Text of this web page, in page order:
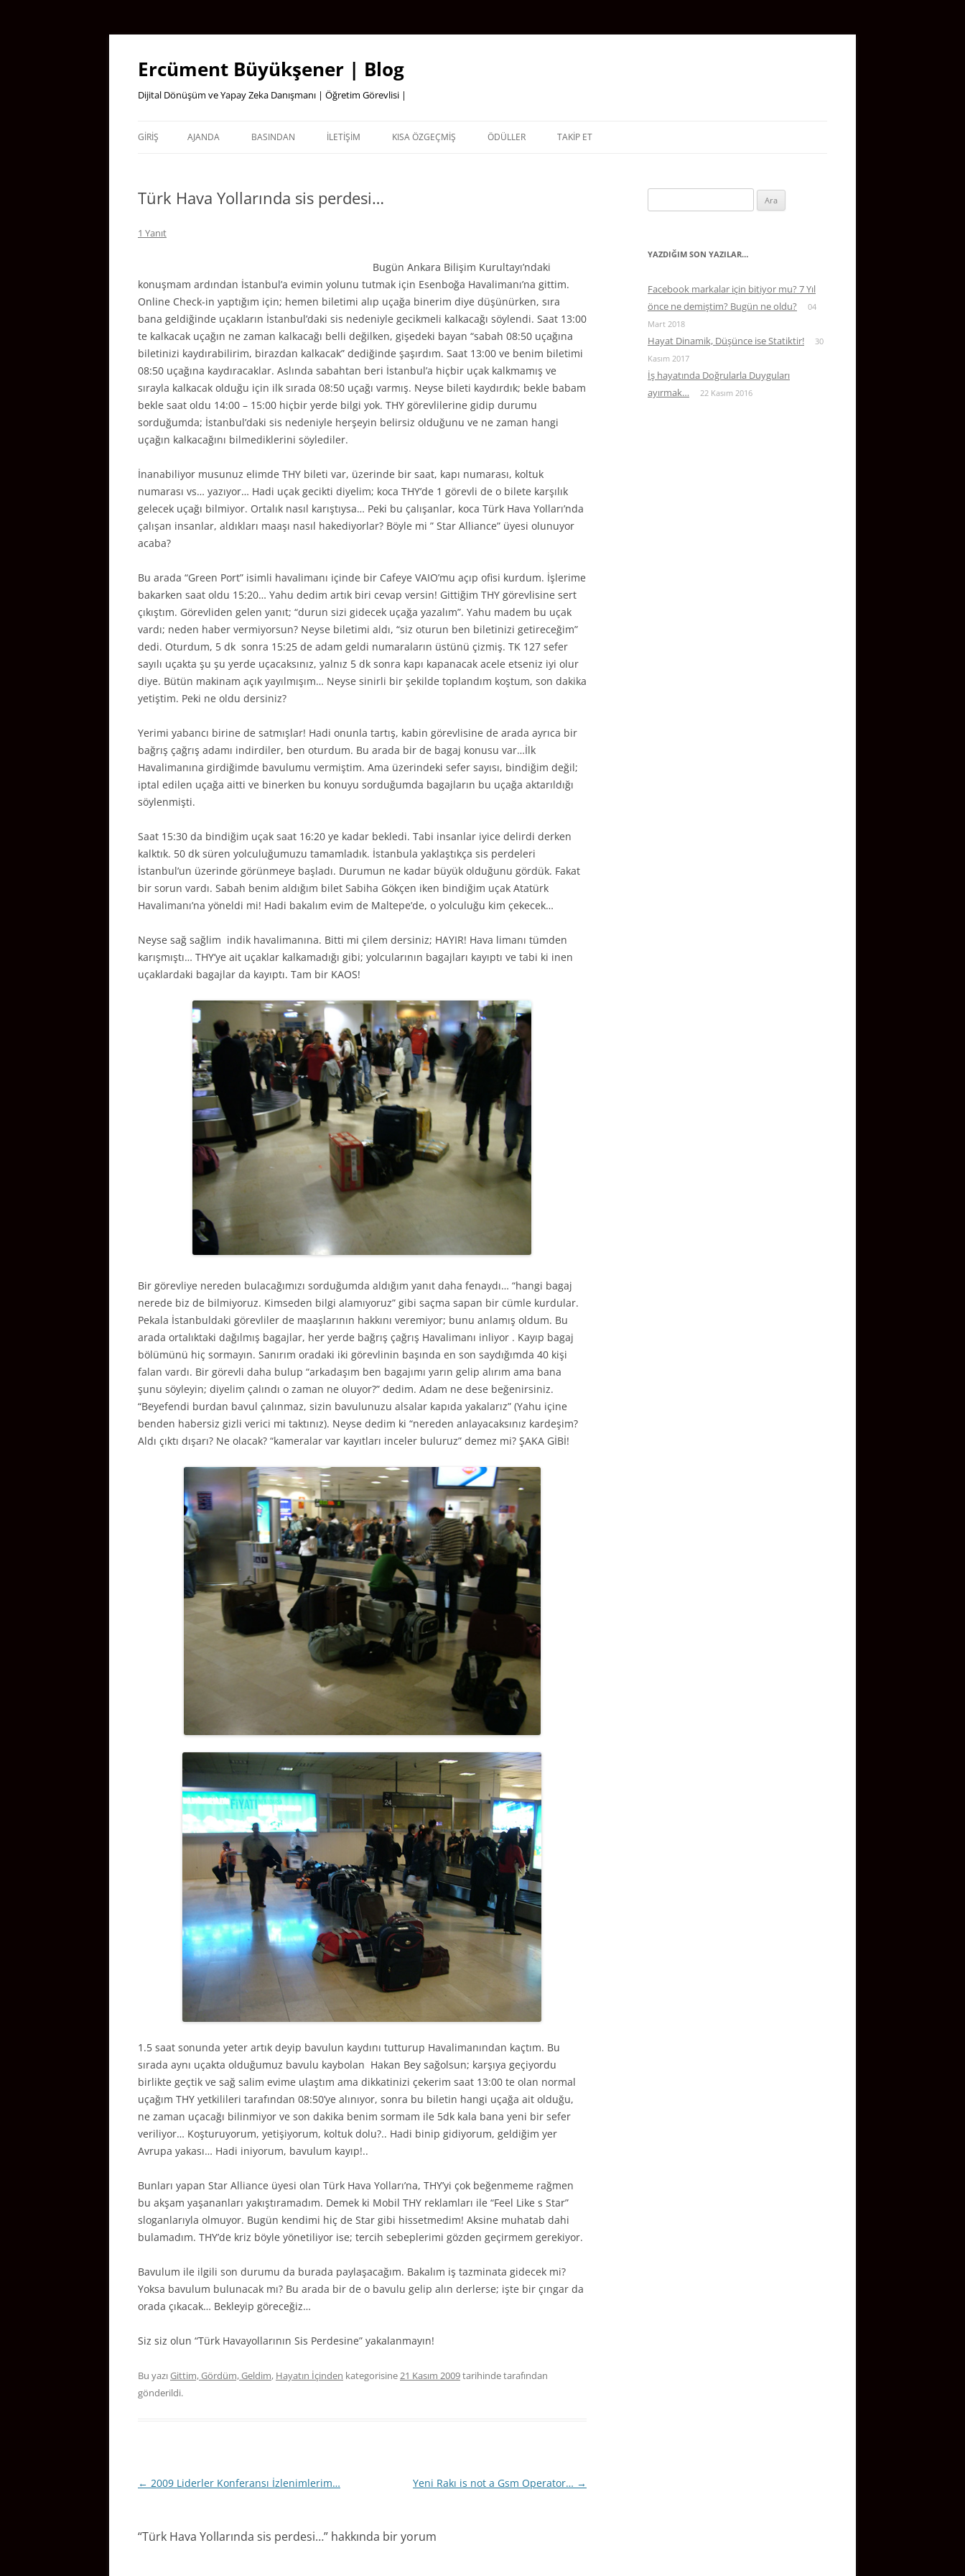
İçeriğe
Ercüment Büyükşener | Blog
Dijital Dönüşüm ve Yapay Zeka Danışmanı | Öğretim Görevlisi |
GIRIŞ AJANDA BASINDAN İLETİŞİM KISA ÖZGEÇMİŞ ÖDÜLLER TAKİP ET
Türk Hava Yollarında sis perdesi…
1 Yanıt
Bugün Ankara Bilişim Kurultayı’ndaki
konuşmam ardından İstanbul’a evimin yolunu tutmak için Esenboğa Havalimanı’na gittim.
Online Check-in yaptığım için; hemen biletimi alıp uçağa binerim diye düşünürken, sıra
bana geldiğinde uçakların İstanbul’daki sis nedeniyle gecikmeli kalkacağı söylendi. Saat 13:00
te kalkacak uçağın ne zaman kalkacağı belli değilken, gişedeki bayan “sabah 08:50 uçağına
biletinizi kaydırabilirim, birazdan kalkacak” dediğinde şaşırdım. Saat 13:00 ve benim biletimi
08:50 uçağına kaydıracaklar. Aslında sabahtan beri İstanbul’a hiçbir uçak kalkmamış ve
sırayla kalkacak olduğu için ilk sırada 08:50 uçağı varmış. Neyse bileti kaydırdık; bekle babam
bekle saat oldu 14:00 – 15:00 hiçbir yerde bilgi yok. THY görevlilerine gidip durumu
sorduğumda; İstanbul’daki sis nedeniyle herşeyin belirsiz olduğunu ve ne zaman hangi
uçağın kalkacağını bilmediklerini söylediler.
İnanabiliyor musunuz elimde THY bileti var, üzerinde bir saat, kapı numarası, koltuk
numarası vs… yazıyor… Hadi uçak gecikti diyelim; koca THY’de 1 görevli de o bilete karşılık
gelecek uçağı bilmiyor. Ortalık nasıl karıştıysa… Peki bu çalışanlar, koca Türk Hava Yolları’nda
çalışan insanlar, aldıkları maaşı nasıl hakediyorlar? Böyle mi ” Star Alliance” üyesi olunuyor
acaba?
Bu arada “Green Port” isimli havalimanı içinde bir Cafeye VAIO’mu açıp ofisi kurdum. İşlerime
bakarken saat oldu 15:20… Yahu dedim artık biri cevap versin! Gittiğim THY görevlisine sert
çıkıştım. Görevliden gelen yanıt; “durun sizi gidecek uçağa yazalım”. Yahu madem bu uçak
vardı; neden haber vermiyorsun? Neyse biletimi aldı, “siz oturun ben biletinizi getireceğim”
dedi. Oturdum, 5 dk sonra 15:25 de adam geldi numaraların üstünü çizmiş. TK 127 sefer
sayılı uçakta şu şu yerde uçacaksınız, yalnız 5 dk sonra kapı kapanacak acele etseniz iyi olur
diye. Bütün makinam açık yayılmışım… Neyse sinirli bir şekilde toplandım koştum, son dakika
yetiştim. Peki ne oldu dersiniz?
Yerimi yabancı birine de satmışlar! Hadi onunla tartış, kabin görevlisine de arada ayrıca bir
bağrış çağrış adamı indirdiler, ben oturdum. Bu arada bir de bagaj konusu var…İlk
Havalimanına girdiğimde bavulumu vermiştim. Ama üzerindeki sefer sayısı, bindiğim değil;
iptal edilen uçağa aitti ve binerken bu konuyu sorduğumda bagajların bu uçağa aktarıldığı
söylenmişti.
Saat 15:30 da bindiğim uçak saat 16:20 ye kadar bekledi. Tabi insanlar iyice delirdi derken
kalktık. 50 dk süren yolculuğumuzu tamamladık. İstanbula yaklaştıkça sis perdeleri
İstanbul’un üzerinde görünmeye başladı. Durumun ne kadar büyük olduğunu gördük. Fakat
bir sorun vardı. Sabah benim aldığım bilet Sabiha Gökçen iken bindiğim uçak Atatürk
Havalimanı’na yöneldi mi! Hadi bakalım evim de Maltepe’de, o yolculuğu kim çekecek…
Neyse sağ sağlim indik havalimanına. Bitti mi çilem dersiniz; HAYIR! Hava limanı tümden
karışmıştı… THY’ye ait uçaklar kalkamadığı gibi; yolcularının bagajları kayıptı ve tabi ki inen
uçaklardaki bagajlar da kayıptı. Tam bir KAOS!
Bir görevliye nereden bulacağımızı sorduğumda aldığım yanıt daha fenaydı… “hangi bagaj
nerede biz de bilmiyoruz. Kimseden bilgi alamıyoruz” gibi saçma sapan bir cümle kurdular.
Pekala İstanbuldaki görevliler de maaşlarının hakkını veremiyor; bunu anlamış oldum. Bu
arada ortalıktaki dağılmış bagajlar, her yerde bağrış çağrış Havalimanı inliyor . Kayıp bagaj
bölümünü hiç sormayın. Sanırım oradaki iki görevlinin başında en son saydığımda 40 kişi
falan vardı. Bir görevli daha bulup “arkadaşım ben bagajımı yarın gelip alırım ama bana
şunu söyleyin; diyelim çalındı o zaman ne oluyor?” dedim. Adam ne dese beğenirsiniz.
“Beyefendi burdan bavul çalınmaz, sizin bavulunuzu alsalar kapıda yakalarız” (Yahu içine
benden habersiz gizli verici mi taktınız). Neyse dedim ki “nereden anlayacaksınız kardeşim?
Aldı çıktı dışarı? Ne olacak? “kameralar var kayıtları inceler buluruz” demez mi? ŞAKA GİBİ!
1.5 saat sonunda yeter artık deyip bavulun kaydını tutturup Havalimanından kaçtım. Bu
sırada aynı uçakta olduğumuz bavulu kaybolan Hakan Bey sağolsun; karşıya geçiyordu
birlikte geçtik ve sağ salim evime ulaştım ama dikkatinizi çekerim saat 13:00 te olan normal
uçağım THY yetkilileri tarafından 08:50’ye alınıyor, sonra bu biletin hangi uçağa ait olduğu,
ne zaman uçacağı bilinmiyor ve son dakika benim sormam ile 5dk kala bana yeni bir sefer
veriliyor… Koşturuyorum, yetişiyorum, koltuk dolu?.. Hadi binip gidiyorum, geldiğim yer
Avrupa yakası… Hadi iniyorum, bavulum kayıp!..
Bunları yapan Star Alliance üyesi olan Türk Hava Yolları’na, THY’yi çok beğenmeme rağmen
bu akşam yaşananları yakıştıramadım. Demek ki Mobil THY reklamları ile “Feel Like s Star”
sloganlarıyla olmuyor. Bugün kendimi hiç de Star gibi hissetmedim! Aksine muhatab dahi
bulamadım. THY’de kriz böyle yönetiliyor ise; tercih sebeplerimi gözden geçirmem gerekiyor.
Bavulum ile ilgili son durumu da burada paylaşacağım. Bakalım iş tazminata gidecek mi?
Yoksa bavulum bulunacak mı? Bu arada bir de o bavulu gelip alın derlerse; işte bir çıngar da
orada çıkacak… Bekleyip göreceğiz…
Siz siz olun “Türk Havayollarının Sis Perdesine” yakalanmayın!
Bu yazıGittim, Gördüm, Geldim, Hayatın İçinden kategorisine21 Kasım 2009tarihindetarafından
gönderildi.
Yazı
← 2009 Liderler Konferansı İzlenimlerim… Yeni Rakı is not a Gsm Operator… →
“Türk Hava Yollarında sis perdesi…” hakkında bir yorum
YAZDIĞIM SON YAZILAR…
Facebook markalar için bitiyor mu? 7 Yıl
önce ne demiştim? Bugün ne oldu?
04
Mart 2018
Hayat Dinamik, Düşünce ise Statiktir!
30
Kasım 2017
İş hayatında Doğrularla Duyguları
ayırmak…
22 Kasım 2016